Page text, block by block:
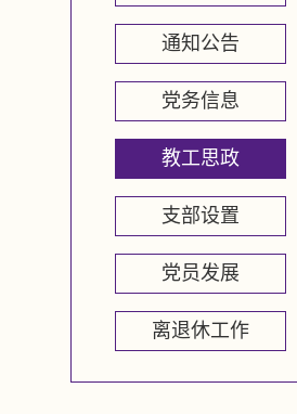
通知公告
党务信息
教工思政
支部设置
党员发展
离退休工作